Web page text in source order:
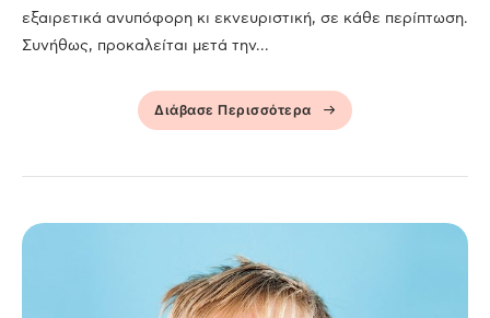
εξαιρετικά ανυπόφορη κι εκνευριστική, σε κάθε περίπτωση.
Συνήθως, προκαλείται μετά την...
Διάβασε Περισσότερα